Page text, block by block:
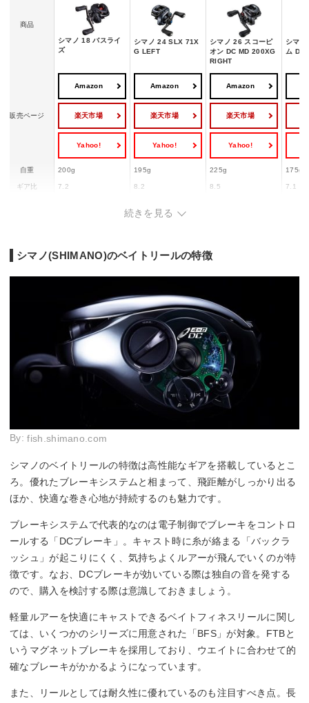
商品
シマノ 18 バスライ
ズ
シマノ 24 SLX 71X
G LEFT
シマノ 26 スコーピ
オン DC MD 200XG
RIGHT
シマ
ム DC
販売ページ
Amazon
楽天市場
Yahoo!
Amazon
楽天市場
Yahoo!
Amazon
楽天市場
Yahoo!
自重 200g 195g 225g 175g
ギア比 7.2 8.2 8.5 7.1
16lb－100m
20lb－65m
20lb－100m
続きを見る
シマノ(SHIMANO)のベイトリールの特徴
By:fish.shimano.com
シマノのベイトリールの特徴は高性能なギアを搭載しているとこ
ろ。優れたブレーキシステムと相まって、飛距離がしっかり出る
ほか、快適な巻き心地が持続するのも魅力です。
ブレーキシステムで代表的なのは電子制御でブレーキをコントロ
ールする「DCブレーキ」。キャスト時に糸が絡まる「バックラ
ッシュ」が起こりにくく、気持ちよくルアーが飛んでいくのが特
徴です。なお、DCブレーキが効いている際は独自の音を発する
ので、購入を検討する際は意識しておきましょう。
軽量ルアーを快適にキャストできるベイトフィネスリールに関し
ては、いくつかのシリーズに用意された「BFS」が対象。FTBと
いうマグネットブレーキを採用しており、ウエイトに合わせて的
確なブレーキがかかるようになっています。
また、リールとしては耐久性に優れているのも注目すべき点。長